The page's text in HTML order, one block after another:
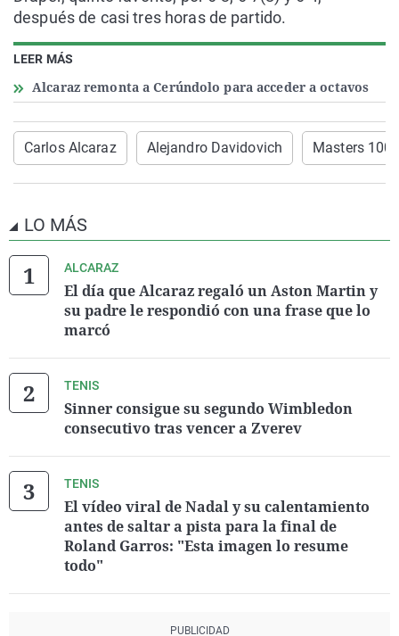
LEER MÁS
Alcaraz remonta a Cerúndolo para acceder a octavos
después de casi tres horas de partido.
Carlos Alcaraz Alejandro Davidovich Masters
LO MÁS
ALCARAZ
El día que Alcaraz regaló un Aston Martin y
su padre le respondió con una frase que lo
marcó
TENIS
Sinner consigue su segundo Wimbledon
consecutivo tras vencer a Zverev
TENIS
El vídeo viral de Nadal y su calentamiento
antes de saltar a pista para la final de
Roland Garros: "Esta imagen lo resume
todo"